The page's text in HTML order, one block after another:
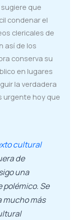
que
condenar el
clericales de
así de los
conserva su
en lugares
la verdadera
urgente hoy que
cultural
de
una
Se
mucho más